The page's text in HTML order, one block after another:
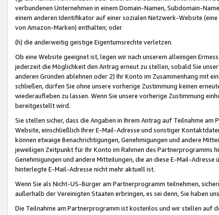
verbundenen Unternehmen in einem Domain-Namen, Subdomain-
einem anderen Identifikator auf einer sozialen Netzwerk-Website
von Amazon-Marken) enthalten; oder
(h) die anderweitig geistige Eigentumsrechte verletzen.
Ob eine Website geeignet ist, legen wir nach unserem alleinigen
jederzeit die Möglichkeit den Antrag erneut zu stellen, sobald Sie
anderen Gründen ablehnen oder 2) Ihr Konto im Zusammenhang mit
schließen, dürfen Sie ohne unsere vorherige Zustimmung keinen
wiederaufleben zu lassen. Wenn Sie unsere vorherige Zustimmung
bereitgestellt wird.
Sie stellen sicher, dass die Angaben in Ihrem Antrag auf Teilnahme
Website, einschließlich Ihrer E-Mail-Adresse und sonstiger
können etwaige Benachrichtigungen, Genehmigungen und andere
jeweiligen Zeitpunkt für Ihr Konto im Rahmen des Partnerprogramms
Genehmigungen und andere Mitteilungen, die an diese E-Mail-
hinterlegte E-Mail-Adresse nicht mehr aktuell ist.
Wenn Sie als Nicht-US-Bürger am Partnerprogramm teilnehmen,
außerhalb der Vereinigten Staaten erbringen, es sei denn, Sie haben
Die Teilnahme am Partnerprogramm ist kostenlos und wir stellen auf